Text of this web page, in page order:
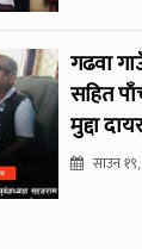
गढवा
सहित
मुद्दा
साउन